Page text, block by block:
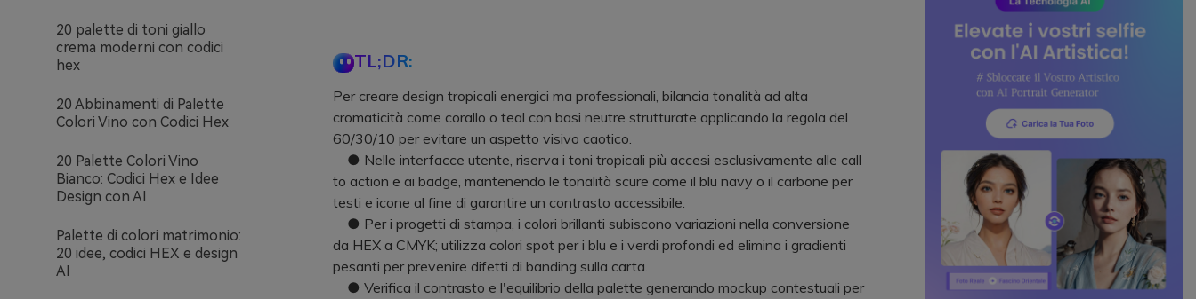
20 palette di toni giallo
crema moderni con codici
hex
20 Abbinamenti di Palette
Colori Vino con Codici Hex
20 Palette Colori Vino
Bianco: Codici Hex e Idee
Design con AI
Palette di colori matrimonio:
20 idee, codici HEX e design
AI
TL;DR:
Per creare design tropicali energici ma professionali, bilancia tonalità ad alta
cromaticità come corallo o teal con basi neutre strutturate applicando la regola del
60/30/10 per evitare un aspetto visivo caotico.
● Nelle interfacce utente, riserva i toni tropicali più accesi esclusivamente alle call
to action e ai badge, mantenendo le tonalità scure come il blu navy o il carbone per
testi e icone al fine di garantire un contrasto accessibile.
● Per i progetti di stampa, i colori brillanti subiscono variazioni nella conversione
da HEX a CMYK; utilizza colori spot per i blu e i verdi profondi ed elimina i gradienti
pesanti per prevenire difetti di banding sulla carta.
● Verifica il contrasto e l'equilibrio della palette generando mockup contestuali per